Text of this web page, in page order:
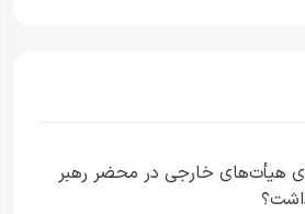
هیأت‌های خارجی در محضر رهبر